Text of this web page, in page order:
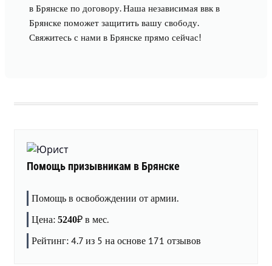
в Брянске по договору. Наша независимая ввк в
Брянске поможет защитить вашу свободу.
Свяжитесь с нами в Брянске прямо сейчас!
Помощь призывникам в Брянске
Помощь в освобождении от армии.
Цена: 5240₽ в мес.
Рейтинг: 4.7 из 5 на основе 171 отзывов